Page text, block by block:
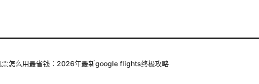
怎么用最省钱：2026年最新google flights终极攻略